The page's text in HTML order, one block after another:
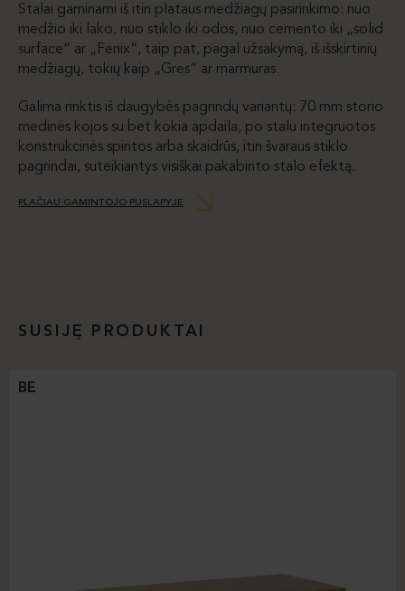
Stalai gaminami iš itin plataus medžiagų pasirinkimo: nuo
medžio iki lako, nuo stiklo iki odos, nuo cemento iki „solid
surface“ ar „Fenix“, taip pat, pagal užsakymą, iš išskirtinių
medžiagų, tokių kaip „Gres“ ar marmuras.
Galima rinktis iš daugybės pagrindų variantų: 70 mm storio
medinės kojos su bet kokia apdaila, po stalu integruotos
konstrukcinės spintos arba skaidrūs, itin švaraus stiklo
pagrindai, suteikiantys visiškai pakabinto stalo efektą.
PLAČIAU GAMINTOJO PUSLAPYJE
SUSIJĘ PRODUKTAI
BE